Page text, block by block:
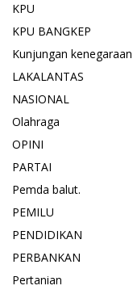
KPU
KPU BANGKEP
Kunjungan kenegaraan
LAKALANTAS
NASIONAL
Olahraga
OPINI
PARTAI
Pemda balut.
PEMILU
PENDIDIKAN
PERBANKAN
Pertanian